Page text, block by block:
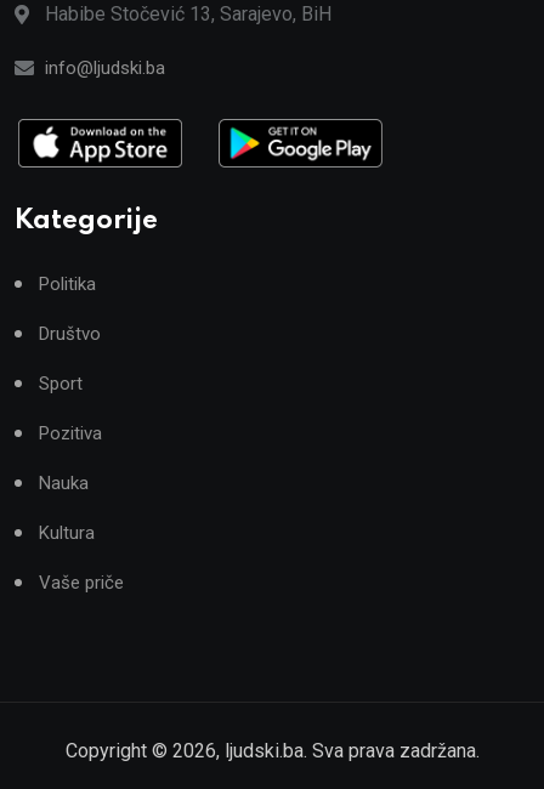
Habibe Stočević 13, Sarajevo, BiH
info@ljudski.ba
Kategorije
Politika
Društvo
Sport
Pozitiva
Nauka
Kultura
Vaše priče
Copyright © 2026, ljudski.ba. Sva prava zadržana.